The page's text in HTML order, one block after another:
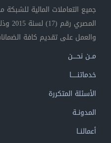
جميع التعاملات المالية
والعمل على تقديم كافة
مــن نحــــن
خدماتنــــــا
الأسئلة المتكررة
المدونــة
أعمالنــا